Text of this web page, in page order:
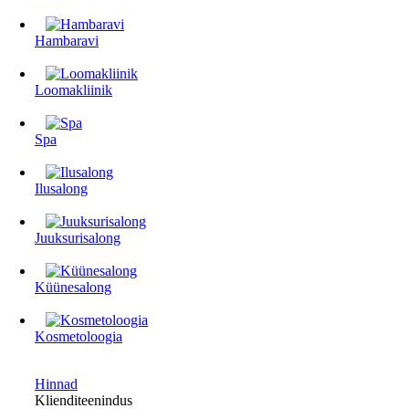
Hambaravi
Loomakliinik
Spa
Ilusalong
Juuksurisalong
Küünesalong
Kosmetoloogia
Hinnad
Klienditeenindus